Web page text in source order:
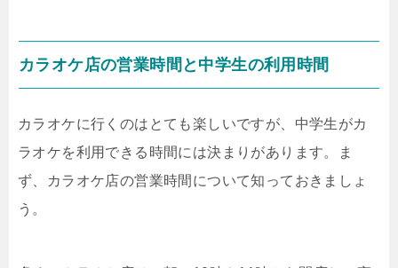
カラオケ店の営業時間と中学生の利用時間
カラオケに行くのはとても楽しいですが、中学生がカ
ラオケを利用できる時間には決まりがあります。ま
ず、カラオケ店の営業時間について知っておきましょ
う。